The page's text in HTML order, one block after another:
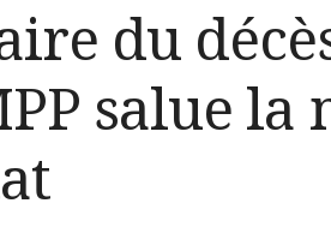
du
salue la